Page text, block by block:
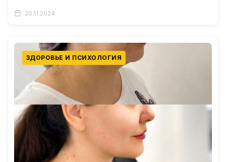
традиционных кремов Научное объяснение…
20.11.2024
ЗДОРОВЬЕ И ПСИХОЛОГИЯ